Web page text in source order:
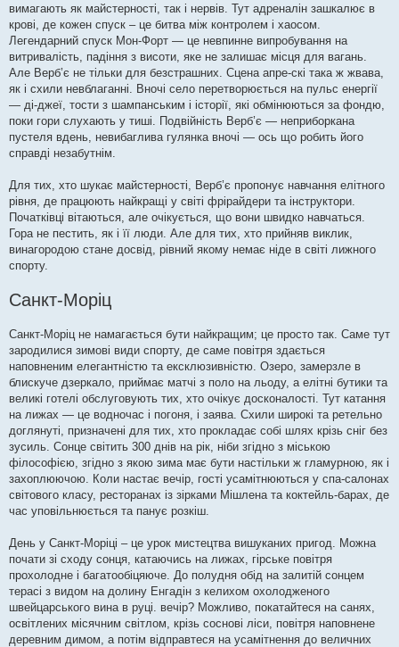
вимагають як майстерності, так і нервів. Тут адреналін зашкалює в
крові, де кожен спуск – це битва між контролем і хаосом.
Легендарний спуск Мон-Форт — це невпинне випробування на
витривалість, падіння з висоти, яке не залишає місця для вагань.
Але Верб’є не тільки для безстрашних. Сцена апре-скі така ж жвава,
як і схили невблаганні. Вночі село перетворюється на пульс енергії
— ді-джеї, тости з шампанським і історії, які обмінюються за фондю,
поки гори слухають у тиші. Подвійність Верб’є — неприборкана
пустеля вдень, невибаглива гулянка вночі — ось що робить його
справді незабутнім.
Для тих, хто шукає майстерності, Верб’є пропонує навчання елітного
рівня, де працюють найкращі у світі фрірайдери та інструктори.
Початківці вітаються, але очікується, що вони швидко навчаться.
Гора не пестить, як і її люди. Але для тих, хто прийняв виклик,
винагородою стане досвід, рівний якому немає ніде в світі лижного
спорту.
Санкт-Моріц
Санкт-Моріц не намагається бути найкращим; це просто так. Саме тут
зародилися зимові види спорту, де саме повітря здається
наповненим елегантністю та ексклюзивністю. Озеро, замерзле в
блискуче дзеркало, приймає матчі з поло на льоду, а елітні бутики та
великі готелі обслуговують тих, хто очікує досконалості. Тут катання
на лижах — це водночас і погоня, і заява. Схили широкі та ретельно
доглянуті, призначені для тих, хто прокладає собі шлях крізь сніг без
зусиль. Сонце світить 300 днів на рік, ніби згідно з міською
філософією, згідно з якою зима має бути настільки ж гламурною, як і
захоплюючою. Коли настає вечір, гості усамітнюються у спа-салонах
світового класу, ресторанах із зірками Мішлена та коктейль-барах, де
час уповільнюється та панує розкіш.
День у Санкт-Моріці – це урок мистецтва вишуканих пригод. Можна
почати зі сходу сонця, катаючись на лижах, гірське повітря
прохолодне і багатообіцяюче. До полудня обід на залитій сонцем
терасі з видом на долину Енгадін з келихом охолодженого
швейцарського вина в руці. вечір? Можливо, покатайтеся на санях,
освітлених місячним світлом, крізь соснові ліси, повітря наповнене
деревним димом, а потім відправтеся на усамітнення до величних